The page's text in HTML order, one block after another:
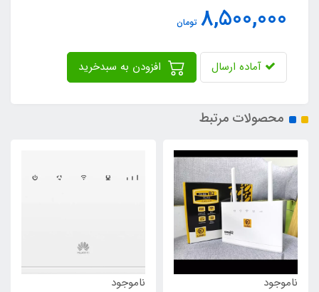
8,500,000 تومان
آماده ارسال
محصولات مرتبط
ناموجود ناموجود